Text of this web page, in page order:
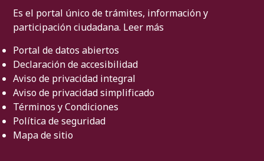
Es el portal único de trámites, información y
participación ciudadana. Leer más
Portal de datos abiertos
Declaración de accesibilidad
Aviso de privacidad integral
Aviso de privacidad simplificado
Términos y Condiciones
Política de seguridad
Mapa de sitio